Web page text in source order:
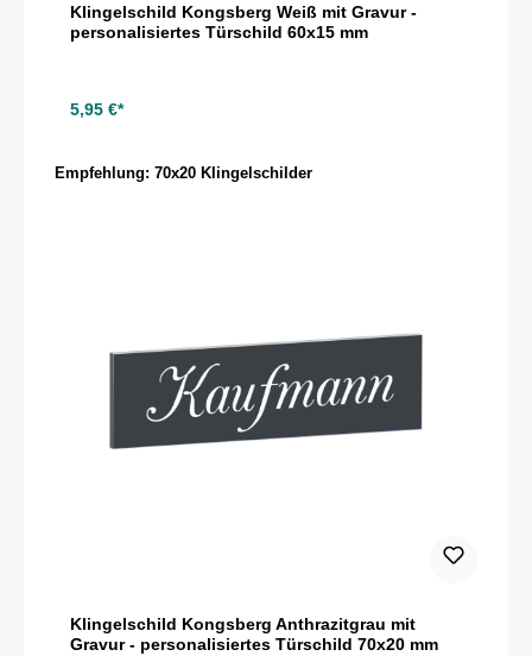
Klingelschild Kongsberg Weiß mit Gravur -
personalisiertes Türschild 60x15 mm
5,95 €*
Produktgalerie überspringen
Empfehlung: 70x20 Klingelschilder
Klingelschild Kongsberg Anthrazitgrau mit
Gravur - personalisiertes Türschild 70x20 mm